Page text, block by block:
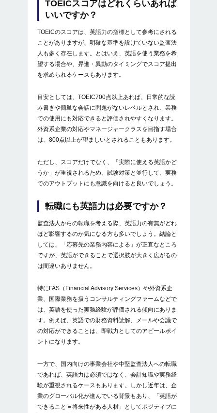
TOEICスコアはどれくらいあれば
いいですか？
TOEICのスコアは、英語力の指標として参考にされる
ことがありますが、明確な基準を設けていない監査法
人も多く存在します。とはいえ、英語を使う業務を希
望する場合や、昇進・異動のタイミングでスコア提出
を求められるケースもあります。
目安としては、TOEIC700点以上あれば、日常的な読
み書きや簡単な会話に問題がないレベルとされ、業務
での使用にも対応できると評価されやすくなります。
外資系企業の対応やマネージャークラスを目指す場合
は、800点以上が望ましいとされることもあります。
ただし、スコアだけでなく、「実際に使える英語かど
うか」が重視されるため、試験対策と並行して、実務
でのアウトプットにも意識を向けると良いでしょう。
転職にも英語力は必要ですか？
監査法人からの転職を考える際、英語力の有無がどれ
ほど影響するのか気になる方も多いでしょう。結論と
しては、「応募先の業務内容による」が正直なところ
ですが、英語ができることで選択肢が大きく広がるの
は間違いありません。
特にFAS（Financial Advisory Services）や外資系企
業、国際業務を扱うコンサルティングファームなどで
は、英語を使った実務経験が評価される傾向にありま
す。例えば、英語での財務資料読解、メールや会議で
の対応ができることは、即戦力としてのアピールポイ
ントになります。
一方で、国内向けの事業会社や中堅監査法人への転職
であれば、英語力は必須ではなく、会計知識や実務経
験が重視されるケースもあります。しかし近年は、企
業のグローバル化が進んでいる背景もあり、「英語が
できること＝将来性がある人材」としてポジティブに